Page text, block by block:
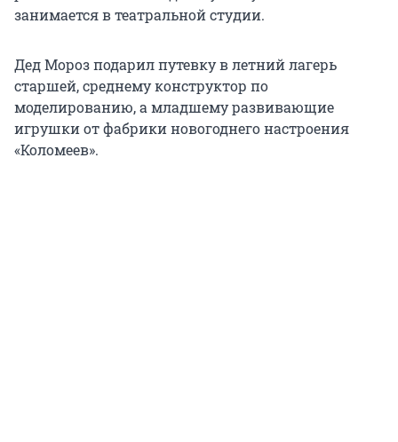
занимается в театральной студии.
Дед Мороз подарил путевку в летний лагерь
старшей, среднему конструктор по
моделированию, а младшему развивающие
игрушки от фабрики новогоднего настроения
«Коломеев».